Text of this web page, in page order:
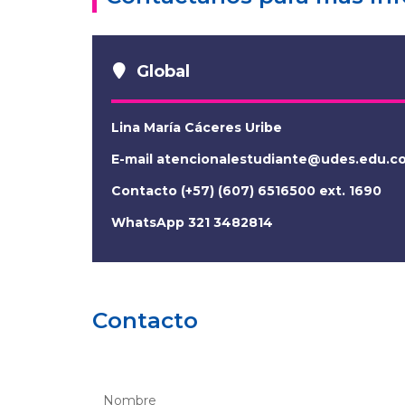
Global
Lina María Cáceres Uribe
E-mail
Contacto (+57) (607) 6516500 ext. 1690
WhatsApp 321 3482814
Contacto